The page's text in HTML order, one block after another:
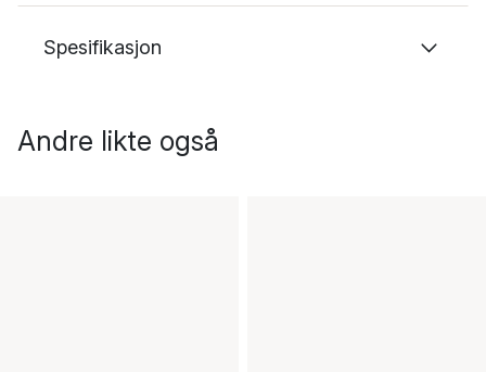
Spesifikasjon
Andre likte også